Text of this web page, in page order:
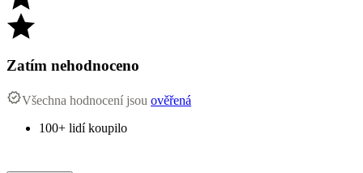
Zatím nehodnoceno
Všechna hodnocení jsou ověřená
100+ lidí koupilo